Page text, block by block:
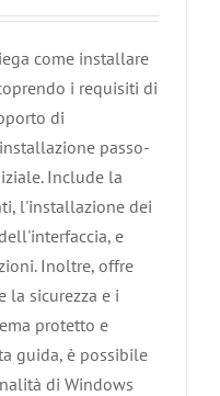
come installare
i requisiti di
di
passo-
Include la
l'installazione dei
e
Inoltre, offre
la sicurezza e i
protetto e
guida, è possibile
di Windows